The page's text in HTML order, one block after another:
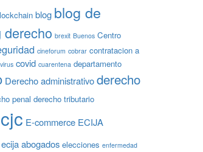
blog blog de
derecho brexit Buenos Centro
cineforum cobrar contratacion a
covid cuarentena departamento
Derecho administrativoderecho
penal derecho tributario
E-commerce ECIJA
ecija abogados elecciones enfermedad